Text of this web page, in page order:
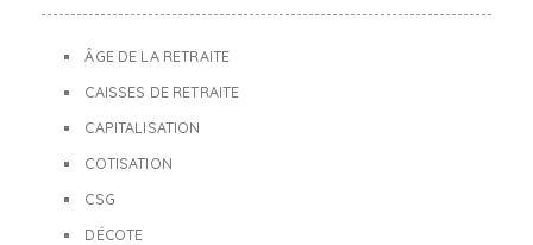
ÂGE DE LA RETRAITE
CAISSES DE RETRAITE
CAPITALISATION
COTISATION
CSG
DÉCOTE